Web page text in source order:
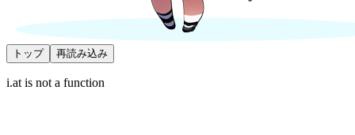
トップ 再読み込み
i.at is not a function